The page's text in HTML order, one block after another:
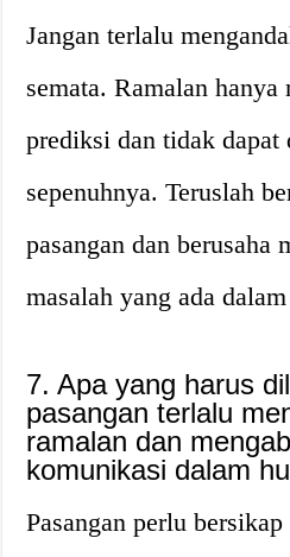
Jangan terlalu
semata. Ramalan hanya
prediksi dan tidak dapat
sepenuhnya. Teruslah
pasangan dan berusaha
masalah yang ada
7. Apa yang harus
pasangan terlalu
ramalan dan
komunikasi dalam
Pasangan perlu bersikap